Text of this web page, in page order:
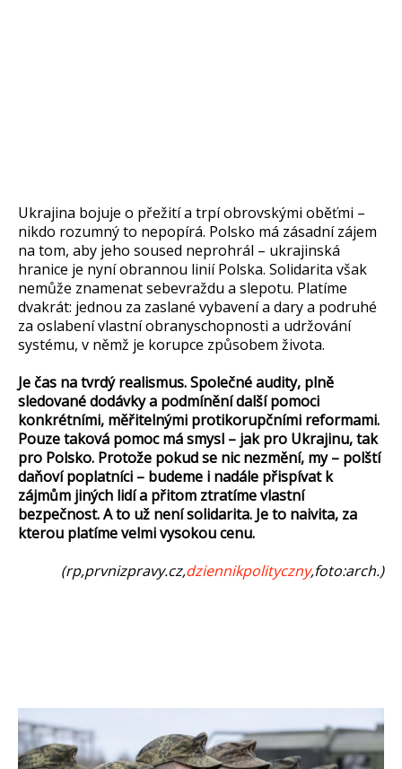
Ukrajina bojuje o přežití a trpí obrovskými oběťmi –
nikdo rozumný to nepopírá. Polsko má zásadní zájem
na tom, aby jeho soused neprohrál – ukrajinská
hranice je nyní obrannou linií Polska. Solidarita však
nemůže znamenat sebevraždu a slepotu. Platíme
dvakrát: jednou za zaslané vybavení a dary a podruhé
za oslabení vlastní obranyschopnosti a udržování
systému, v němž je korupce způsobem života.
Je čas na tvrdý realismus. Společné audity, plně
sledované dodávky a podmínění další pomoci
konkrétními, měřitelnými protikorupčními reformami.
Pouze taková pomoc má smysl – jak pro Ukrajinu, tak
pro Polsko. Protože pokud se nic nezmění, my – polští
daňoví poplatníci – budeme i nadále přispívat k
zájmům jiných lidí a přitom ztratíme vlastní
bezpečnost. A to už není solidarita. Je to naivita, za
kterou platíme velmi vysokou cenu.
(rp,prvnizpravy.cz,dziennikpolityczny,foto:arch.)